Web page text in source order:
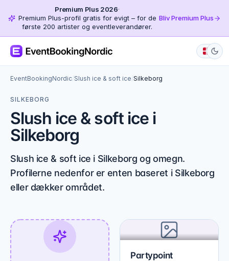
Premium Plus 2026·
Premium Plus-profil gratis for evigt – for de
første 200 artister og eventleverandører.
Bliv Premium Plus
EventBookingNordic/Slush ice & soft ice/Silkeborg
SILKEBORG
Slush ice & soft ice i
Silkeborg
Slush ice & soft ice i Silkeborg og omegn.
Profilerne nedenfor er enten baseret i Silkeborg
eller dækker området.
Partypoint